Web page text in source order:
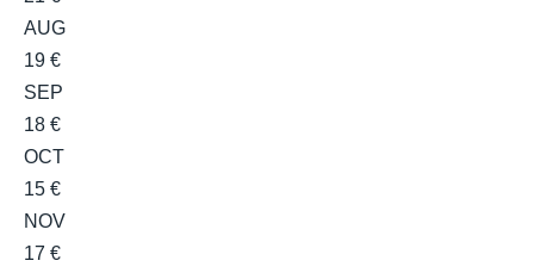
AUG
19 €
SEP
18 €
OCT
15 €
NOV
17 €